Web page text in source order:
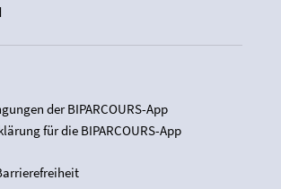
der BIPARCOURS-App
für die BIPARCOURS-App